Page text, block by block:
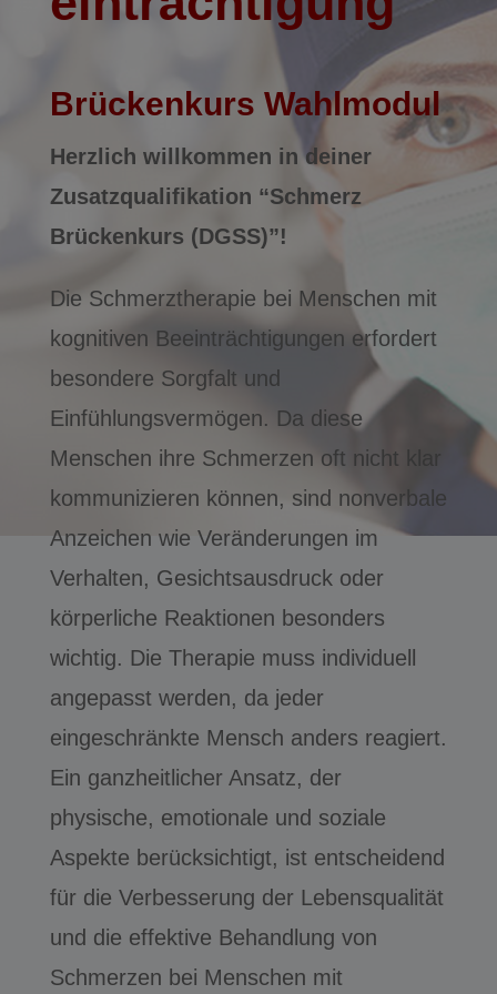
Brückenkurs Wahlmodul
Herzlich willkommen in deiner
Zusatzqualifikation “Schmerz
Brückenkurs (DGSS)”!
Die Schmerztherapie bei Menschen mit
kognitiven Beeinträchtigungen erfordert
besondere Sorgfalt und
Einfühlungsvermögen. Da diese
Menschen ihre Schmerzen oft nicht klar
kommunizieren können, sind nonverbale
Anzeichen wie Veränderungen im
Verhalten, Gesichtsausdruck oder
körperliche Reaktionen besonders
wichtig. Die Therapie muss individuell
angepasst werden, da jeder
eingeschränkte Mensch anders reagiert.
Ein ganzheitlicher Ansatz, der
physische, emotionale und soziale
Aspekte berücksichtigt, ist entscheidend
für die Verbesserung der Lebensqualität
und die effektive Behandlung von
Schmerzen bei Menschen mit